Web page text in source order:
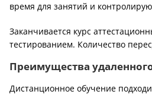
время для занятий и
Заканчивается курс
тестированием. Количество
Преимущества
Дистанционное обучение